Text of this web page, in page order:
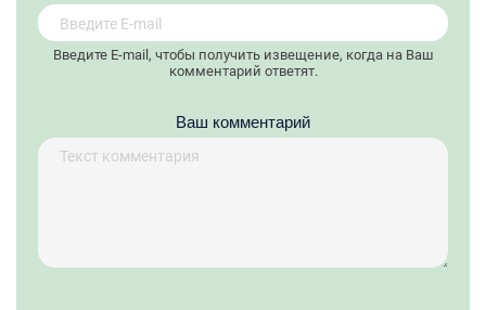
Введите E-mail, чтобы получить извещение, когда на Ваш
комментарий ответят.
Ваш комментарий